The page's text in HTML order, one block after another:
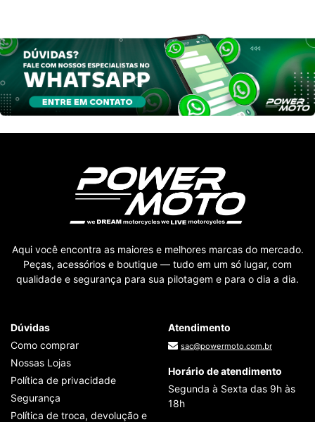
Aqui você encontra as maiores e melhores marcas do mercado.
Peças, acessórios e boutique — tudo em um só lugar, com
qualidade e segurança para sua pilotagem e para o dia a dia.
Dúvidas
Como comprar
Nossas Lojas
Política de privacidade
Segurança
Política de troca, devolução e
Atendimento
sac@powermoto.com.br
Horário de atendimento
Segunda à Sexta das 9h às
18h